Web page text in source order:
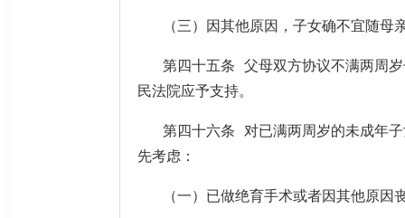
（三）因其他原因，子女确不宜随母
第四十五条 父母双方协议不满两周
民法院应予支持。
第四十六条 对已满两周岁的未成年
先考虑：
（一）已做绝育手术或者因其他原因